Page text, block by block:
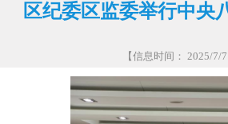
区纪委区监委举行中央
【信息时间： 2025/